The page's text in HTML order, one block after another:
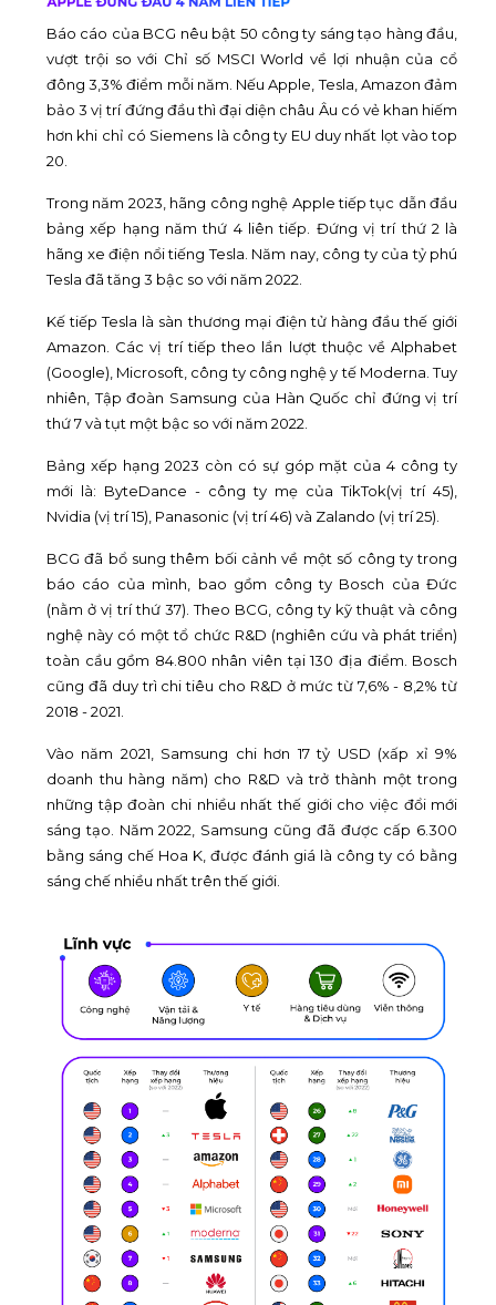
Báo cáo của BCG nêu bật 50 công ty sáng tạo hàng đầu,
vượt trội so với Chỉ số MSCI World về lợi nhuận của cổ
đông 3,3% điểm mỗi năm. Nếu Apple, Tesla, Amazon đảm
bảo 3 vị trí đứng đầu thì đại diện châu Âu có vẻ khan hiếm
hơn khi chỉ có Siemens là công ty EU duy nhất lọt vào top
20.
Trong năm 2023, hãng công nghệ Apple tiếp tục dẫn đầu
bảng xếp hạng năm thứ 4 liên tiếp. Đứng vị trí thứ 2 là
hãng xe điện nổi tiếng Tesla. Năm nay, công ty của tỷ phú
Tesla đã tăng 3 bậc so với năm 2022.
Kế tiếp Tesla là sàn thương mại điện tử hàng đầu thế giới
Amazon. Các vị trí tiếp theo lần lượt thuộc về Alphabet
(Google), Microsoft, công ty công nghệ y tế Moderna. Tuy
nhiên, Tập đoàn Samsung của Hàn Quốc chỉ đứng vị trí
thứ 7 và tụt một bậc so với năm 2022.
Bảng xếp hạng 2023 còn có sự góp mặt của 4 công ty
mới là: ByteDance - công ty mẹ của TikTok(vị trí 45),
Nvidia (vị trí 15), Panasonic (vị trí 46) và Zalando (vị trí 25).
BCG đã bổ sung thêm bối cảnh về một số công ty trong
báo cáo của mình, bao gồm công ty Bosch của Đức
(nằm ở vị trí thứ 37). Theo BCG, công ty kỹ thuật và công
nghệ này có một tổ chức R&D (nghiên cứu và phát triển)
toàn cầu gồm 84.800 nhân viên tại 130 địa điểm. Bosch
cũng đã duy trì chi tiêu cho R&D ở mức từ 7,6% - 8,2% từ
2018 - 2021.
Vào năm 2021, Samsung chi hơn 17 tỷ USD (xấp xỉ 9%
doanh thu hàng năm) cho R&D và trở thành một trong
những tập đoàn chi nhiều nhất thế giới cho việc đổi mới
sáng tạo. Năm 2022, Samsung cũng đã được cấp 6.300
bằng sáng chế Hoa K, được đánh giá là công ty có bằng
sáng chế nhiều nhất trên thế giới.